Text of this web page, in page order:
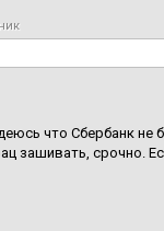
что Сбербанк не
зашивать, срочно.